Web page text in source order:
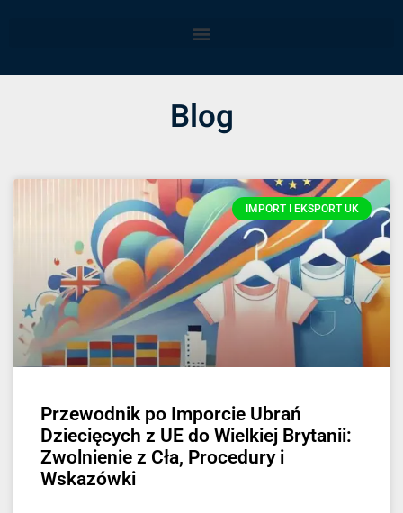
Blog
IMPORT I EKSPORT UK
Przewodnik po Imporcie Ubrań
Dziecięcych z UE do Wielkiej Brytanii:
Zwolnienie z Cła, Procedury i
Wskazówki